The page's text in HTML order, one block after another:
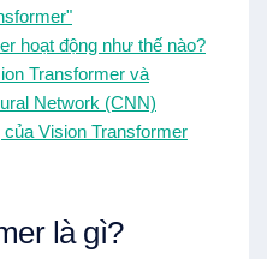
hoạt động như thế nào?
Transformer và
Network (CNN)
Vision Transformer
là gì?